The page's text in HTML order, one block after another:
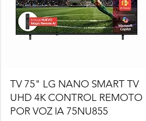
TV 75" LG NANO SMART TV
UHD 4K CONTROL REMOTO
POR VOZ IA 75NU855